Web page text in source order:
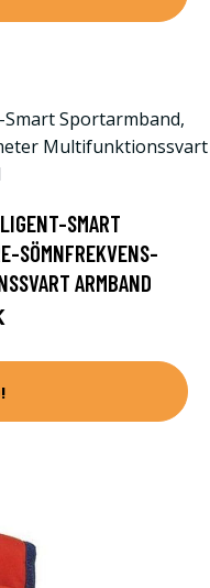
SMART
SÖMNFREKVENS-
ARMBAND